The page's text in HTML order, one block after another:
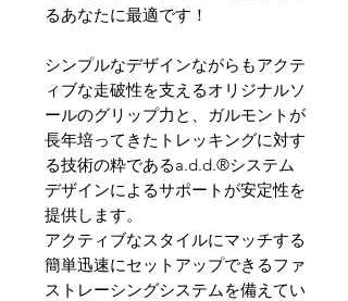
るあなたに最適です！
シンプルなデザインながらもアクテ
ィブな走破性を支えるオリジナルソ
ールのグリップ力と、ガルモントが
長年培ってきたトレッキングに対す
る技術の粋であるa.d.d.®システム
デザインによるサポートが安定性を
提供します。
アクティブなスタイルにマッチする
簡単迅速にセットアップできるファ
ストレーシングシステムを備えてい